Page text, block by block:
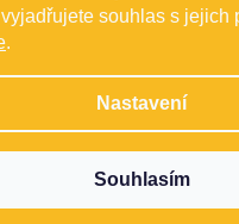
souhlas s jejich
.
Nastavení
Souhlasím
Bevande. Všechna
z EU -